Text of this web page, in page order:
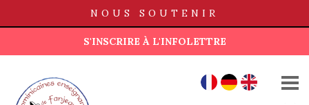
NOUS SOUTENIR
S'INSCRIRE À L'INFOLETTRE
DE EN